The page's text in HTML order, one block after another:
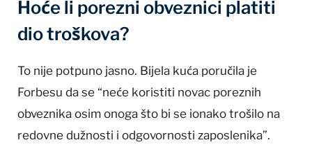
Hoće li porezni obveznici platiti
dio troškova?
To nije potpuno jasno. Bijela kuća poručila je
Forbesu da se “neće koristiti novac poreznih
obveznika osim onoga što bi se ionako trošilo na
redovne dužnosti i odgovornosti zaposlenika”.